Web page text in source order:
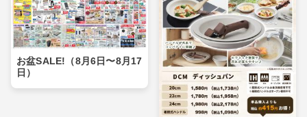
お盆SALE!（8月6日〜8月17
日）